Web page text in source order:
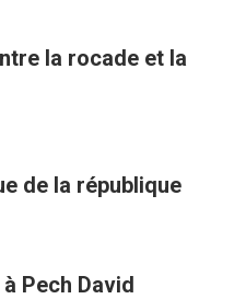
la rocade et la
de la république
Pech David